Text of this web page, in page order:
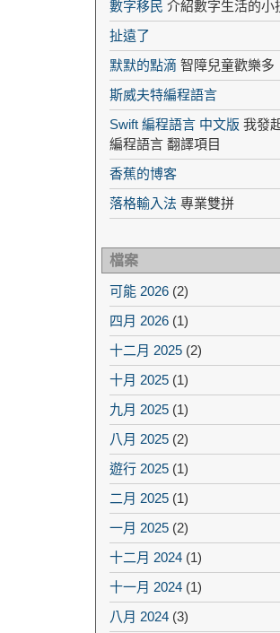
數字移民 介紹數字生活的小
扯遠了
默默的點滴 智障兒童歡樂多
斯威夫特編程語言
Swift 編程語言 中文版 我發
編程語言 翻譯項目
香蕉的博客
落格輸入法 專業雙拼
檔案
可能 2026 (2)
四月 2026 (1)
十二月 2025 (2)
十月 2025 (1)
九月 2025 (1)
八月 2025 (2)
遊行 2025 (1)
二月 2025 (1)
一月 2025 (2)
十二月 2024 (1)
十一月 2024 (1)
八月 2024 (3)